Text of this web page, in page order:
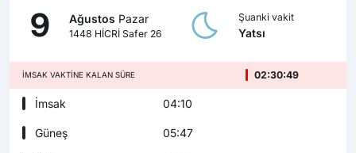
9 Ağustos Pazar
1448 HİCRİ Safer 26
Şuanki vakit
Yatsı
İMSAK VAKTINE KALAN SÜRE 02:30:48
İmsak 04:10
Güneş 05:47